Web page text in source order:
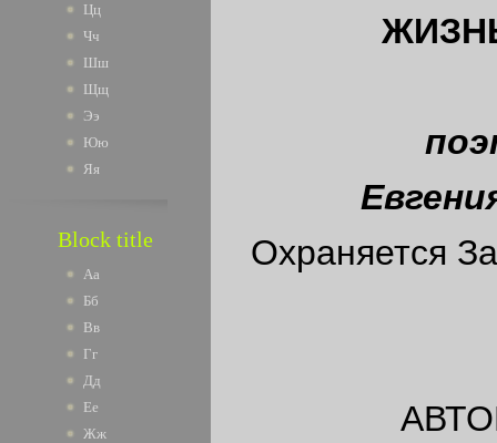
Цц
Чч
Шш
Щщ
Ээ
Юю
Яя
Block title
Аа
Бб
Вв
Гг
Дд
Ее
Жж
Охраняется